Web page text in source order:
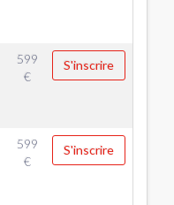
599
€
S'inscrire
599
€
S'inscrire